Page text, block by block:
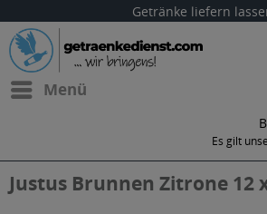
Getränke liefern
Menü
Es gilt
Justus Brunnen Zitrone 12